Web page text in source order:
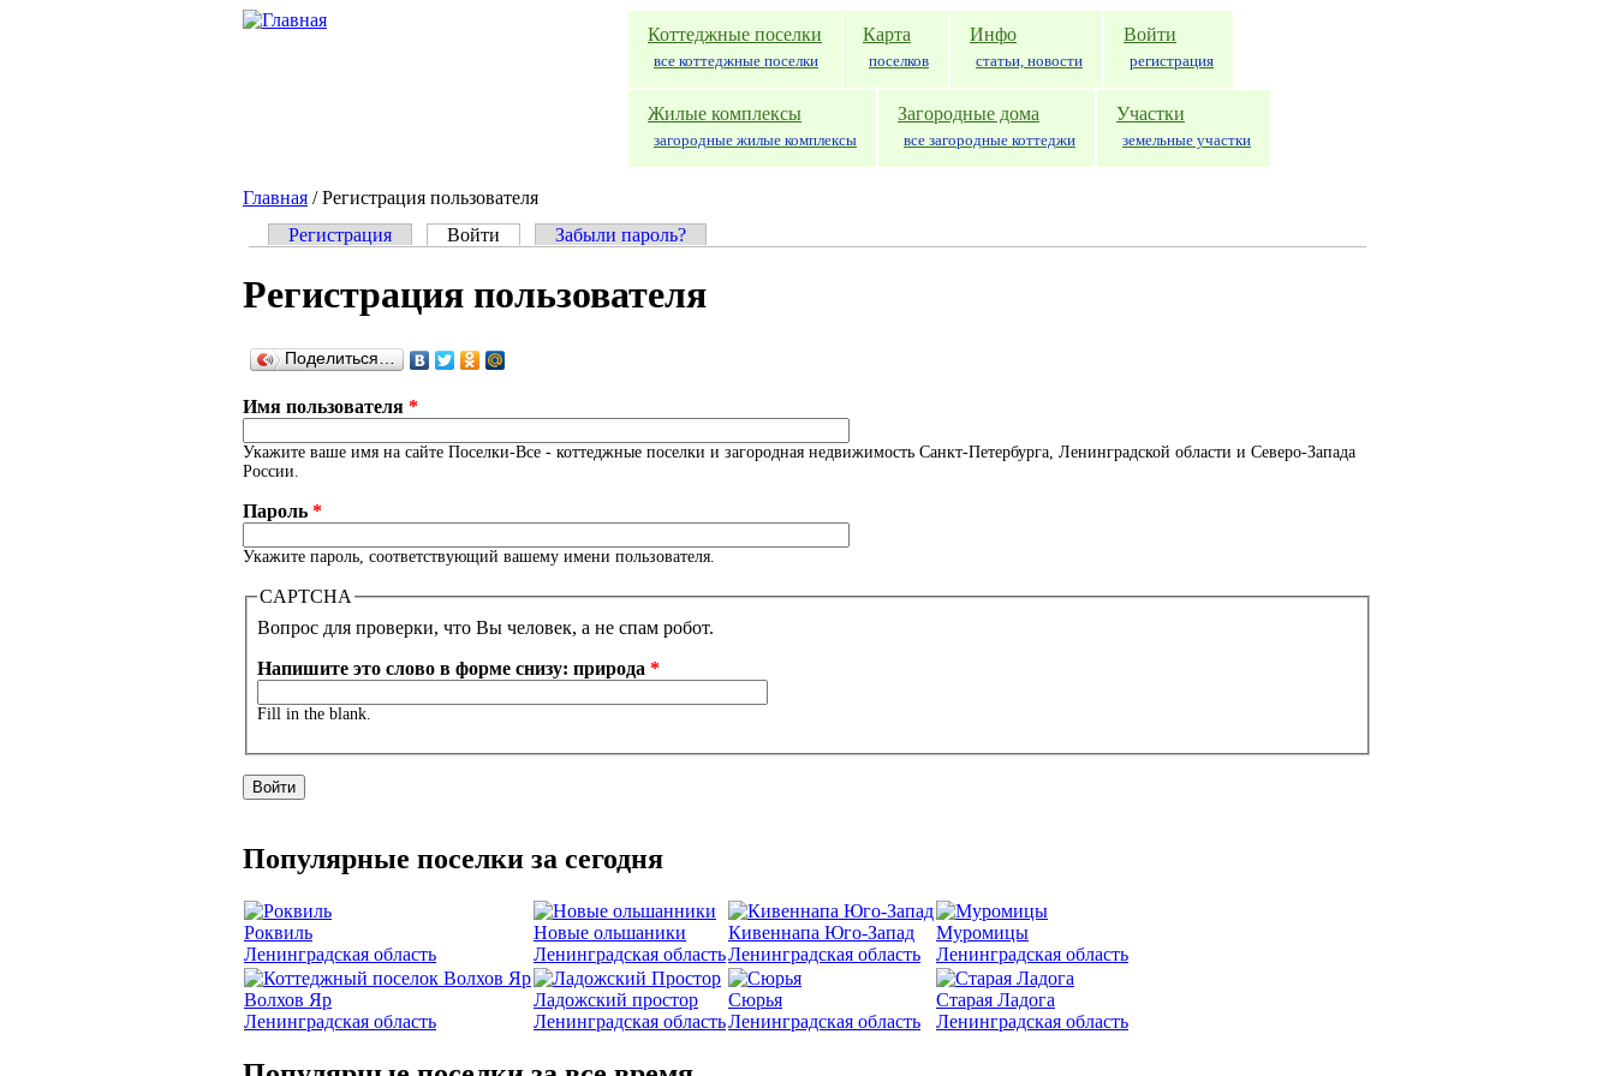
Перейти к основному содержанию
Коттеджные поселки
все коттеджные поселки
Карта
поселков
Инфо
статьи, новости
Войти
регистрация
Жилые комплексы
загородные жилые комплексы
Загородные дома
все загородные коттеджи
Участки
земельные участки
Главная /Регистрация пользователя
Регистрация Войти (активная вкладка)
Забыли пароль?
Регистрация пользователя
Поделиться…
Имя пользователя *
Укажите ваше имя на сайте Поселки-Все - коттеджные поселки и загородная недвижимость Санкт-Петербурга, Ленинградской области и Северо-Запада
России.
Пароль *
Укажите пароль, соответствующий вашему имени пользователя.
CAPTCHA
Вопрос для проверки, что Вы человек, а не спам робот.
Напишите это слово в форме снизу: природа *
Fill in the blank.
Популярные поселки за сегодня
Роквиль
Ленинградская область
Новые ольшаники
Ленинградская область
Кивеннапа Юго-Запад
Ленинградская область
Муромицы
Ленинградская область
Волхов Яр
Ленинградская область
Ладожский простор
Ленинградская область
Сюрья
Ленинградская область
Старая Ладога
Ленинградская область